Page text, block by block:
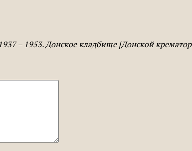
– 1953. Донское кладбище [Донской